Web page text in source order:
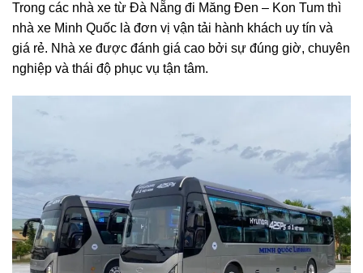
Trong các nhà xe từ Đà Nẵng đi Măng Đen – Kon Tum thì
nhà xe Minh Quốc là đơn vị vận tải hành khách uy tín và
giá rẻ. Nhà xe được đánh giá cao bởi sự đúng giờ, chuyên
nghiệp và thái độ phục vụ tận tâm.